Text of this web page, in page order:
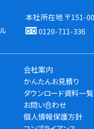
本社所在地 〒151-
0120-711-336
会社案内
かんたんお見積り
ダウンロード資料一覧
お問い合わせ
個人情報保護方針